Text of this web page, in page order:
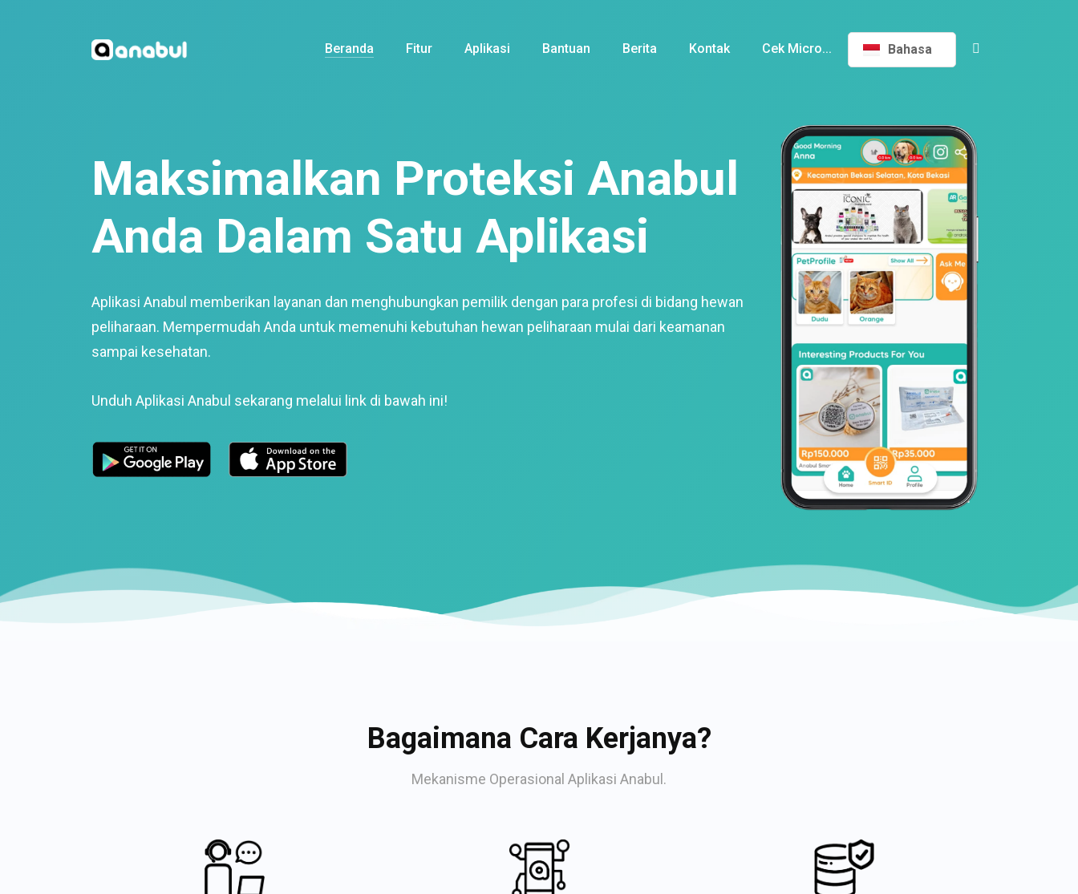
Beranda Fitur Aplikasi Bantuan Berita Kontak Cek Micro... Bahasa
Maksimalkan Proteksi Anabul
Anda Dalam Satu Aplikasi
Aplikasi Anabul memberikan layanan dan menghubungkan pemilik dengan para profesi di bidang hewan
peliharaan. Mempermudah Anda untuk memenuhi kebutuhan hewan peliharaan mulai dari keamanan
sampai kesehatan.
Unduh Aplikasi Anabul sekarang melalui link di bawah ini!
Bagaimana Cara Kerjanya?
Mekanisme Operasional Aplikasi Anabul.